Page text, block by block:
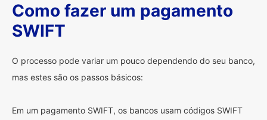
Como fazer um pagamento
SWIFT
O processo pode variar um pouco dependendo do seu banco,
mas estes são os passos básicos:
Em um pagamento SWIFT, os bancos usam códigos SWIFT